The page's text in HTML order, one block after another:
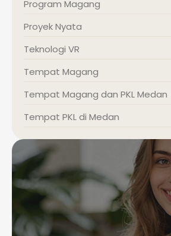
Program Magang
Proyek Nyata
Teknologi VR
Tempat Magang
Tempat Magang dan PKL Medan
Tempat PKL di Medan